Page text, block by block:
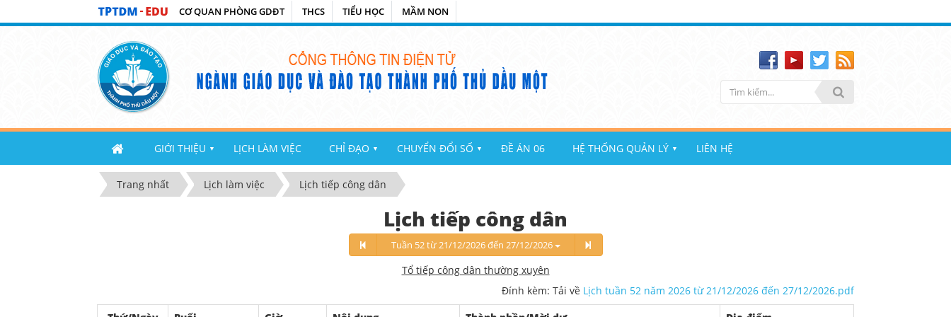
CƠ QUAN PHÒNG GDĐT THCS TIỂU HỌC MẦM NON
GIỚI THIỆU ▼ LỊCH LÀM VIỆC CHỈ ĐẠO ▼ CHUYỂN ĐỔI SỐ ▼ ĐỀ ÁN 06 HỆ THỐNG QUẢN LÝ ▼ LIÊN HỆ
Trang nhất Lịch làm việc Lịch tiếp công dân
Lịch tiếp công dân
Tuần 52 từ 21/12/2026 đến 27/12/2026
Tổ tiếp công dân thường xuyên
Đính kèm: Tải về Lịch tuần 52 năm 2026 từ 21/12/2026 đến 27/12/2026.pdf